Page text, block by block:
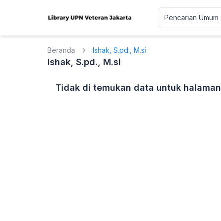
Beranda Ishak, S.pd., M.si
Ishak, S.pd., M.si
Tidak di temukan data untuk